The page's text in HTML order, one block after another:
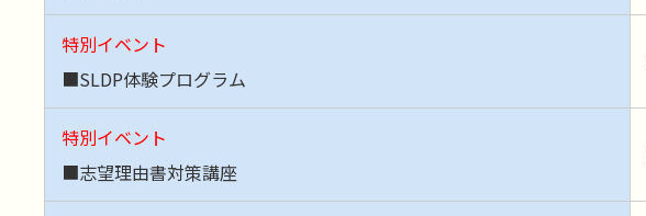
特別イベント
■SLDP体験プログラム
特別イベント
■志望理由書対策講座